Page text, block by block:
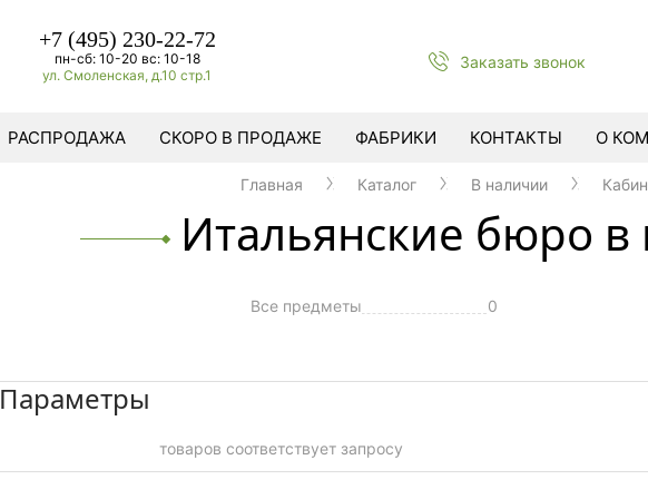
+7 (495) 230-22-72
пн-сб: 10-20 вс: 10-18
ул. Смоленская, д.10 стр.1
Заказать звонок
РАСПРОДАЖА СКОРО В ПРОДАЖЕ ФАБРИКИ КОНТАКТЫ О
Главная Каталог В наличии
Итальянские бюро
Все предметы 0
Параметры
товаров соответствует запросу